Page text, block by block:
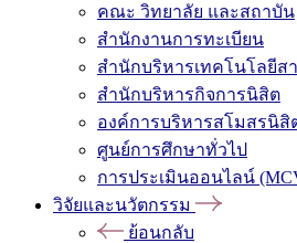
คณะ วิทยาลัย และสถาบัน
สำนักงานการทะเบียน
สำนักบริหารเทคโนโลยีส
สำนักบริหารกิจการนิสิต
องค์การบริหารสโมสรนิสิ
ศูนย์การศึกษาทั่วไป
การประเมินออนไลน์
วิจัยและนวัตกรรม
ย้อนกลับ